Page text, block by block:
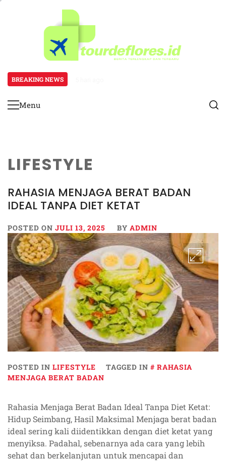
BREAKING NEWS
Primary
Menu
LIFESTYLE
RAHASIA MENJAGA BERAT BADAN
IDEAL TANPA DIET KETAT
POSTED ON JULI 13, 2025 BY ADMIN
POSTED IN LIFESTYLE TAGGED IN
RAHASIA
MENJAGA BERAT BADAN
Rahasia Menjaga Berat Badan Ideal Tanpa Diet Ketat:
Hidup Seimbang, Hasil Maksimal Menjaga berat badan
ideal sering kali diidentikkan dengan diet ketat yang
menyiksa. Padahal, sebenarnya ada cara yang lebih
sehat dan berkelanjutan untuk mencapai dan